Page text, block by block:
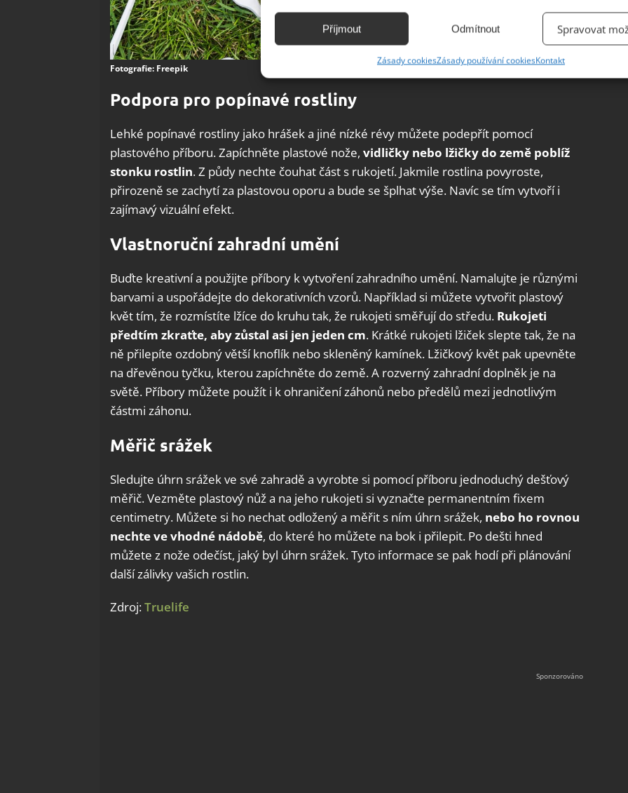
Identifikace zařízení na základě automaticky přenášených informací.
základě aktivně vyžádaných informací.
Zajištění bezpečnosti, předcházení a zjišťování podvodů a
Ukládání a sdělování voleb ochrany osobních údajů.
Příjmout Odmítnout Spravovat
Zásady cookiesZásady používání cookiesKontakt
Fotografie: Freepik
Podpora pro popínavé rostliny
Lehké popínavé rostliny jako hrášek a jiné nízké révy můžete podepřít pomocí
plastového příboru. Zapíchněte plastové nože, vidličky nebo lžičky do země poblíž
stonku rostlin. Z půdy nechte čouhat část s rukojetí. Jakmile rostlina povyroste,
přirozeně se zachytí za plastovou oporu a bude se šplhat výše. Navíc se tím vytvoří i
zajímavý vizuální efekt.
Vlastnoruční zahradní umění
Buďte kreativní a použijte příbory k vytvoření zahradního umění. Namalujte je různými
barvami a uspořádejte do dekorativních vzorů. Například si můžete vytvořit plastový
květ tím, že rozmístíte lžíce do kruhu tak, že rukojeti směřují do středu. Rukojeti
předtím zkraťte, aby zůstal asi jen jeden cm. Krátké rukojeti lžiček slepte tak, že na
ně přilepíte ozdobný větší knoflík nebo skleněný kamínek. Lžičkový květ pak upevněte
na dřevěnou tyčku, kterou zapíchněte do země. A rozverný zahradní doplněk je na
světě. Příbory můžete použít i k ohraničení záhonů nebo předělů mezi jednotlivým
částmi záhonu.
Měřič srážek
Sledujte úhrn srážek ve své zahradě a vyrobte si pomocí příboru jednoduchý dešťový
měřič. Vezměte plastový nůž a na jeho rukojeti si vyznačte permanentním fixem
centimetry. Můžete si ho nechat odložený a měřit s ním úhrn srážek, nebo ho rovnou
nechte ve vhodné nádobě, do které ho můžete na bok i přilepit. Po dešti hned
můžete z nože odečíst, jaký byl úhrn srážek. Tyto informace se pak hodí při plánování
další zálivky vašich rostlin.
Zdroj:Truelife